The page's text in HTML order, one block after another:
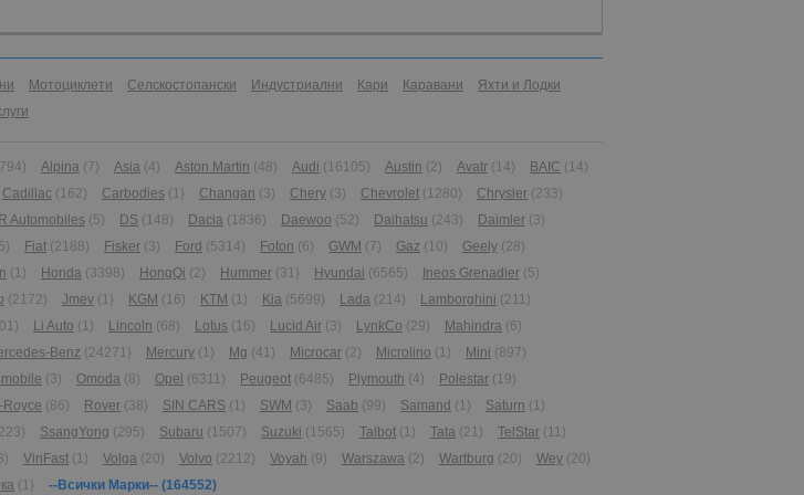
Мотоциклети Селскостопански Индустриални Кари Каравани
Яхти и Лодки
Alpina (7) Asia (4) Aston Martin (48) Audi (16105) Austin (2) Avatr (14) BAIC (14)
Cadillac (162) Carbodies (1) Changan (3) Chery (3) Chevrolet (1280) Chrysler (233)
Automobiles (5) DS (148) Dacia (1836) Daewoo (52) Daihatsu (243) Daimler (3)
Fiat (2188) Fisker (3) Ford (5314) Foton (6) GWM (7) Gaz (10) Geely (28)
(1) Honda (3398) HongQi (2) Hummer (31) Hyundai (6565) Ineos Grenadier (5)
(2172) Jmev (1) KGM (16) KTM (1) Kia (5699) Lada (214) Lamborghini (211)
Li Auto (1) Lincoln (68) Lotus (16) Lucid Air (3) LynkCo (29) Mahindra (6)
Benz (24271) Mercury (1) Mg (41) Microcar (2) Microlino (1) Mini (897)
(3) Omoda (8) Opel (6311) Peugeot (6485) Plymouth (4) Polestar (19)
Royce (86) Rover (38) SIN CARS (1) SWM (3) Saab (99) Samand (1) Saturn (1)
SsangYong (295) Subaru (1507) Suzuki (1565) Talbot (1) Tata (21) TelStar (11)
VinFast (1) Volga (20) Volvo (2212) Voyah (9) Warszawa (2) Wartburg (20) Wey (20)
(1) --Всички Марки-- (164552)